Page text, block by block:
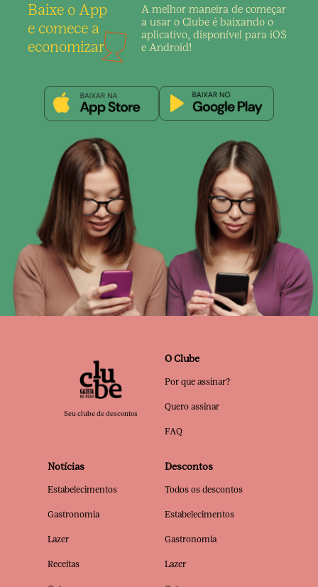
Baixe o App
e comece a
economizar
A melhor maneira de começar
a usar o Clube é baixando o
aplicativo, disponível para iOS
e Android!
Seu clube de descontos
O Clube
Por que assinar?
Quero assinar
FAQ
Notícias
Estabelecimentos
Gastronomia
Lazer
Receitas
Descontos
Todos os descontos
Estabelecimentos
Gastronomia
Lazer